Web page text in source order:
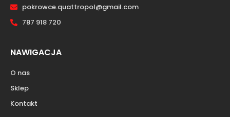
pokrowce.quattropol@gmail.com
787 918 720
NAWIGACJA
O nas
Sklep
Kontakt